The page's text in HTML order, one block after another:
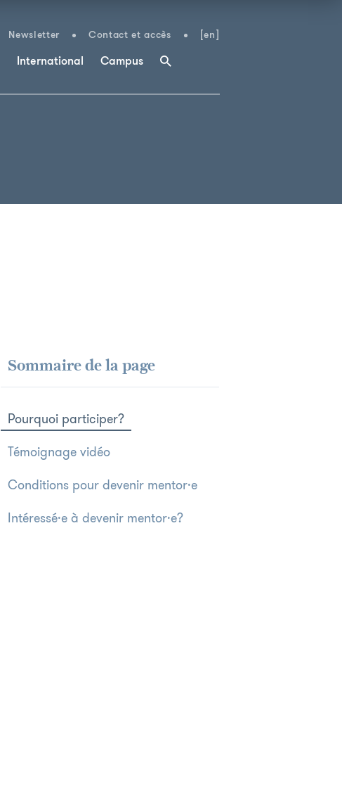
Newsletter Contact et accès [en]
International Campus
Sommaire de la page
Pourquoi participer?
Témoignage vidéo
Conditions pour devenir mentor·e
Intéressé·e à devenir mentor·e?